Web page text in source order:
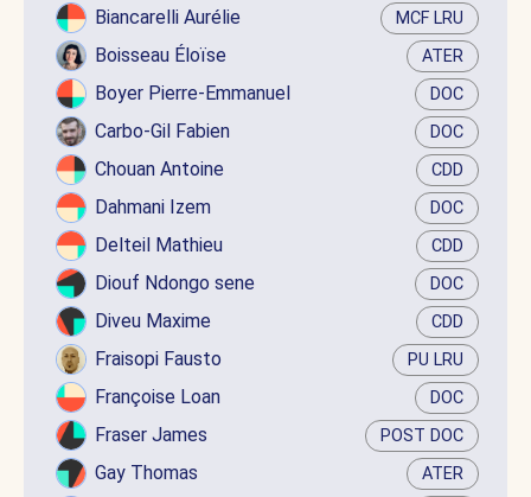
Biancarelli Aurélie MCF LRU
Boisseau Éloïse ATER
Boyer Pierre-Emmanuel DOC
Carbo-Gil Fabien DOC
Chouan Antoine CDD
Dahmani Izem DOC
Delteil Mathieu CDD
Diouf Ndongo sene DOC
Diveu Maxime CDD
Fraisopi Fausto PU LRU
Françoise Loan DOC
Fraser James POST DOC
Gay Thomas ATER